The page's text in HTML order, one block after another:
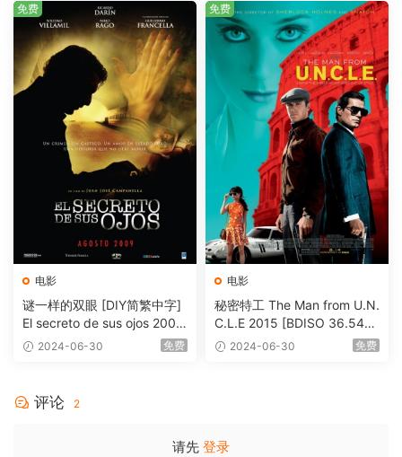
电影
谜一样的双眼 [DIY简繁中字]
El secreto de sus ojos 2009
1080p Blu-ray AVC DTS-HD
2024-06-30 免费
免费
电影
秘密特工 The Man from U.N.
C.L.E 2015 [BDISO 36.54G
B] 2024-06-30 免费
免费
评论 2
请先 登录